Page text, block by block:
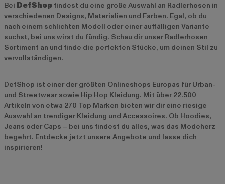
Bei DefShop findest du eine große Auswahl an Radlerhosen in
verschiedenen Designs, Materialien und Farben. Egal, ob du
nach einem schlichten Modell oder einer auffälligen Variante
suchst, bei uns wirst du fündig. Schau dir unser Radlerhosen
Sortiment an und finde die perfekten Stücke, um deinen Stil zu
vervollständigen.
DefShop ist einer der größten Onlineshops Europas für Urban-
und Streetwear sowie Hip Hop Kleidung. Mit über 22.500
Artikeln von etwa 270 Top Marken bieten wir dir eine riesige
Auswahl an trendiger Kleidung und Accessoires. Ob Hoodies,
Jeans oder Caps – bei uns findest du alles, was das Modeherz
begehrt. Entdecke jetzt unsere Angebote und lasse dich
inspirieren!